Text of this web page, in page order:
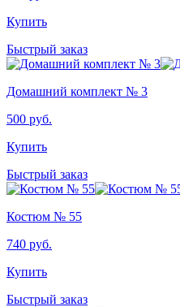
Купить
Быстрый заказ
Домашний комплект № 3
500 руб.
Купить
Быстрый заказ
Костюм № 55
740 руб.
Купить
Быстрый заказ